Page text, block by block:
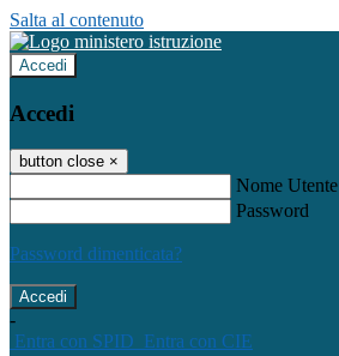
Salta al contenuto
Accedi
Accedi
button close ×
Nome Utente
Password
Password dimenticata?
-
Entra con SPID Entra con CIE